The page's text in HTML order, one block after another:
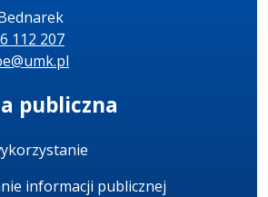
112 207
publiczna
informacji publicznej